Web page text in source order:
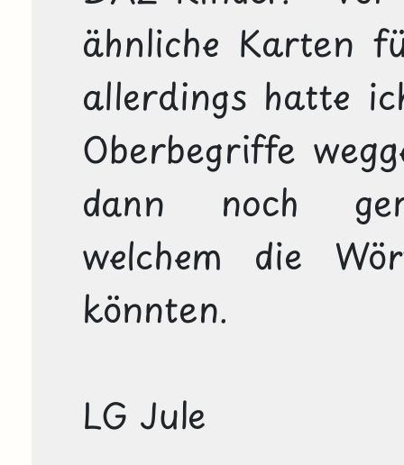
ähnliche Karten
allerdings hatte
Oberbegriffe
dann noch
welchem die
könnten.
LG Jule